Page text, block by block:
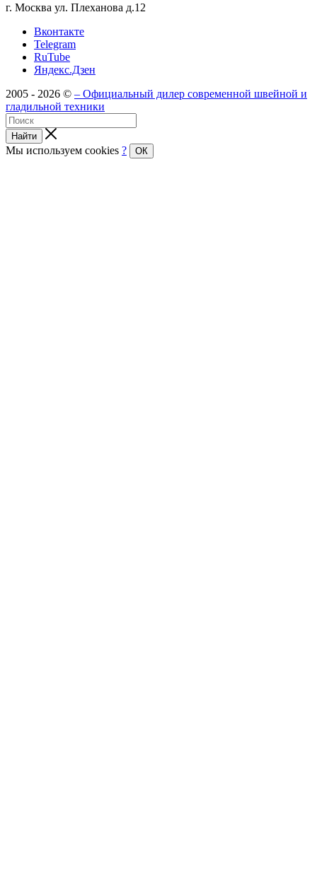
г. Москва ул. Плеханова д.12
Вконтакте
Telegram
RuTube
Яндекс.Дзен
2005 - 2026 © – Официальный дилер современной швейной и
гладильной техники
Найти
Мы используем cookies ? ОК